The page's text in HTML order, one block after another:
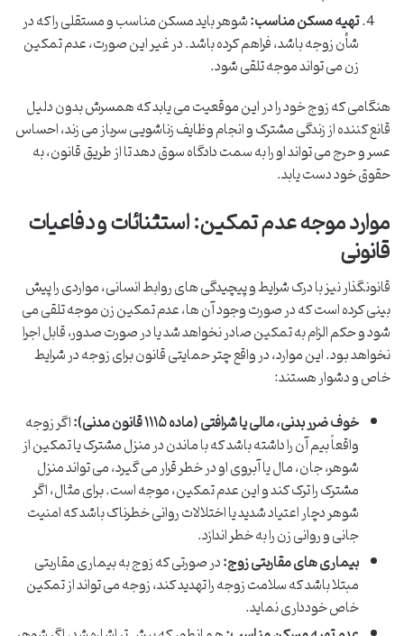
تهیه مسکن مناسب:شوهر باید مسکن مناسب و مستقلی را که در
شأن زوجه باشد، فراهم کرده باشد. در غیر این صورت، عدم تمکین
زن می تواند موجه تلقی شود.
هنگامی که زوج خود را در این موقعیت می یابد که همسرش بدون دلیل
قانع کننده از زندگی مشترک و انجام وظایف زناشویی سرباز می زند، احساس
عسر و حرج می تواند او را به سمت دادگاه سوق دهد تا از طریق قانون، به
حقوق خود دست یابد.
موارد موجه عدم تمکین: استثنائات و دفاعیات
قانونی
قانونگذار نیز با درک شرایط و پیچیدگی های روابط انسانی، مواردی را پیش
بینی کرده است که در صورت وجود آن ها، عدم تمکین زن موجه تلقی می
شود و حکم الزام به تمکین صادر نخواهد شد یا در صورت صدور، قابل اجرا
نخواهد بود. این موارد، در واقع چتر حمایتی قانون برای زوجه در شرایط
خاص و دشوار هستند:
خوف ضرر بدنی، مالی یا شرافتی (ماده ۱۱۱۵ قانون مدنی):
اگر زوجه
واقعاً بیم آن را داشته باشد که با ماندن در منزل مشترک یا تمکین از
شوهر، جان، مال یا آبروی او در خطر قرار می گیرد، می تواند منزل
مشترک را ترک کند و این عدم تمکین، موجه است. برای مثال، اگر
شوهر دچار اعتیاد شدید یا اختلالات روانی خطرناک باشد که امنیت
جانی و روانی زن را به خطر اندازد.
بیماری های مقاربتی زوج:در صورتی که زوج به بیماری مقاربتی
مبتلا باشد که سلامت زوجه را تهدید کند، زوجه می تواند از تمکین
خاص خودداری نماید.